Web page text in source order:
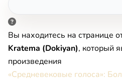
Вы находитесь на странице
Kratema (Dokiyan), который
произведения
«Средневековые голоса»: